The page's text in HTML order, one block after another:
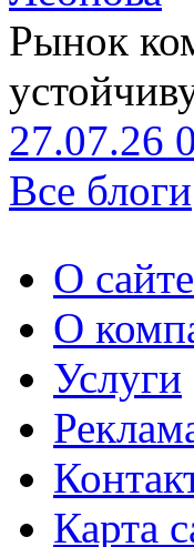
Рынок
27.07.26
Все блоги
О сайте
О
Услуги
Карта